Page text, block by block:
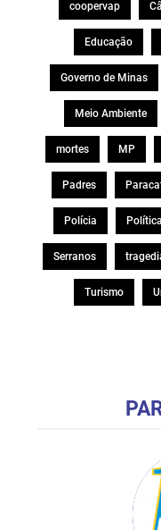
coopervap
Educação
Governo de Minas
Meio Ambiente
mortes MP
Padres
Polícia Política
Serranos
Turismo